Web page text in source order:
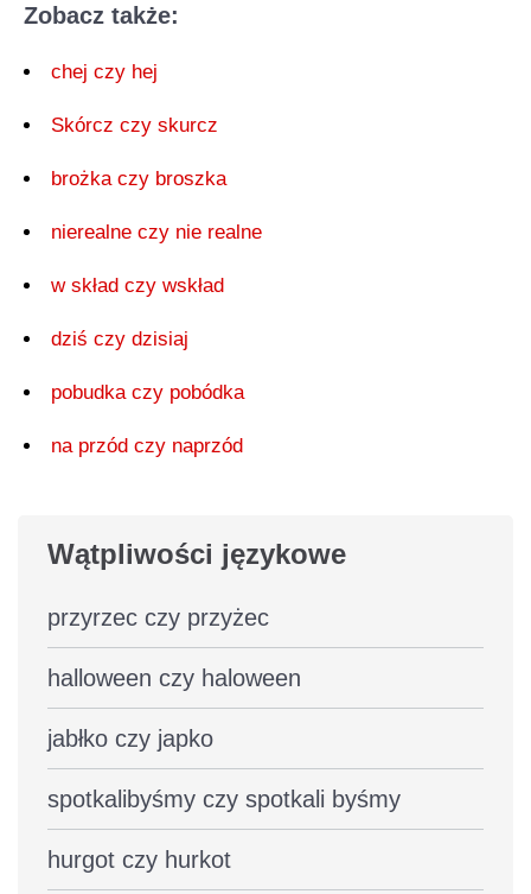
Zobacz także:
chej czy hej
Skórcz czy skurcz
brożka czy broszka
nierealne czy nie realne
w skład czy wskład
dziś czy dzisiaj
pobudka czy pobódka
na przód czy naprzód
Wątpliwości językowe
przyrzec czy przyżec
halloween czy haloween
jabłko czy japko
spotkalibyśmy czy spotkali byśmy
hurgot czy hurkot